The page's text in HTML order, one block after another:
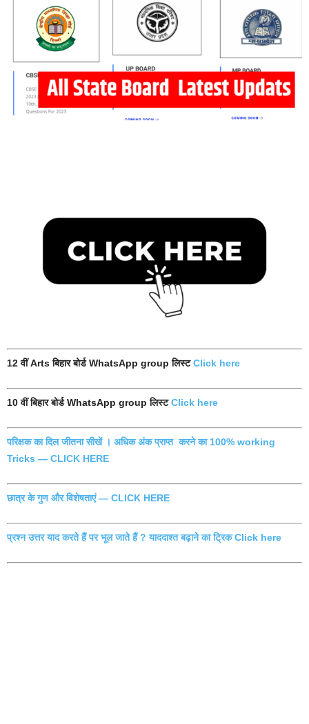
12 वीं Arts बिहार बोर्ड WhatsApp group लिस्ट Click here
10 वीं बिहार बोर्ड WhatsApp group लिस्ट Click here
परिक्षक का दिल जीतना सीखें । अधिक अंक प्राप्त करने का 100% working
Tricks — CLICK HERE
छात्र के गुण और विशेषताएं — CLICK HERE
प्रश्न उत्तर याद करते हैं पर भूल जाते हैं ? याददाश्त बढ़ाने का ट्रिक Click here